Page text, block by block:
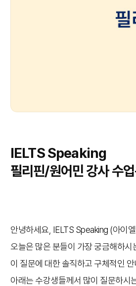
IELTS Speaking
필리핀/원어민 강사 수
안녕하세요, IELTS Speaking (아이
오늘은 많은 분들이 가장 궁금해하시
이 질문에 대한 솔직하고 구체적인
아래는 수강생들께서 많이 질문하시